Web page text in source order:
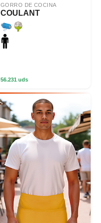
GORRO DE COCINA
COULANT
56.231 uds